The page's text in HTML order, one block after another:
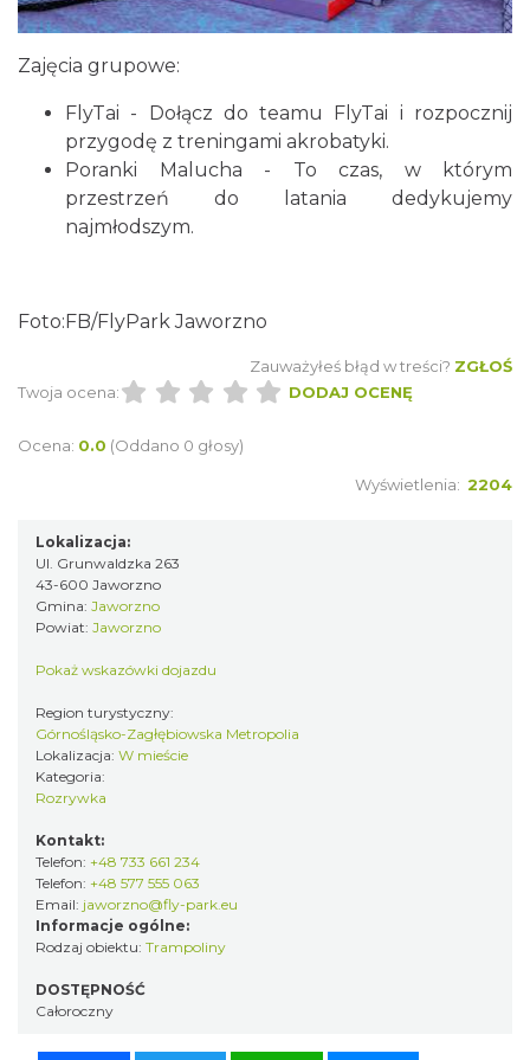
Zajęcia grupowe:
FlyTai - Dołącz do teamu FlyTai i rozpocznij
przygodę z treningami akrobatyki.
Poranki Malucha - To czas, w którym
przestrzeń do latania dedykujemy
najmłodszym.
Foto:FB/FlyPark Jaworzno
Zauważyłeś błąd w treści? ZGŁOŚ
Twoja ocena:
DODAJ OCENĘ
Ocena: 0.0 (Oddano 0 głosy)
Wyświetlenia: 2204
Lokalizacja:
Ul. Grunwaldzka 263
43-600 Jaworzno
Gmina: Jaworzno
Powiat: Jaworzno
Pokaż wskazówki dojazdu
Region turystyczny:
Górnośląsko-Zagłębiowska Metropolia
Lokalizacja: W mieście
Kategoria:
Rozrywka
Kontakt:
Telefon: +48 733 661 234
Telefon: +48 577 555 063
Email: jaworzno@fly-park.eu
Informacje ogólne:
Rodzaj obiektu: Trampoliny
DOSTĘPNOŚĆ
Całoroczny